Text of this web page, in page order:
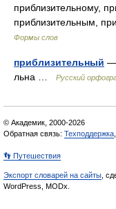
приблизительному,
приблизительным,
Формы слов
приблизительный —
льна …
Русский
© Академик, 2000-2026
Обратная связь: Техподдержка
👣 Путешествия
Экспорт словарей на сайты ,
WordPress, MODx.